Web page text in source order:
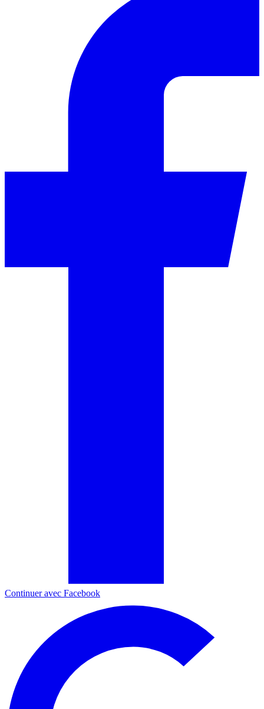
Continuer avec Facebook